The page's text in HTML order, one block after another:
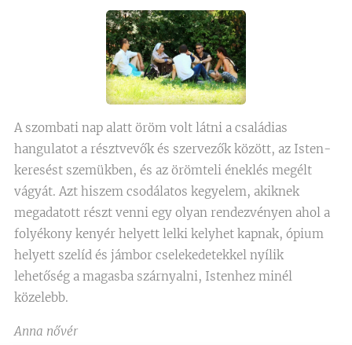
A szombati nap alatt öröm volt látni a családias
hangulatot a résztvevők és szervezők között, az Isten-
keresést szemükben, és az örömteli éneklés megélt
vágyát. Azt hiszem csodálatos kegyelem, akiknek
megadatott részt venni egy olyan rendezvényen ahol a
folyékony kenyér helyett lelki kelyhet kapnak, ópium
helyett szelíd és jámbor cselekedetekkel nyílik
lehetőség a magasba szárnyalni, Istenhez minél
közelebb.
Anna nővér